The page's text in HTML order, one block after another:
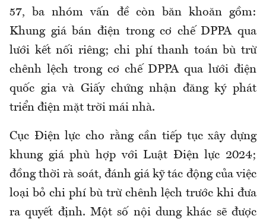
57, ba nhóm vấn đề còn băn khoăn gồm:
Khung giá bán điện trong cơ chế DPPA qua
lưới kết nối riêng; chi phí thanh toán bù trừ
chênh lệch trong cơ chế DPPA qua lưới điện
quốc gia và Giấy chứng nhận đăng ký phát
triển điện mặt trời mái nhà.
Cục Điện lực cho rằng cần tiếp tục xây dựng
khung giá phù hợp với Luật Điện lực 2024;
đồng thời rà soát, đánh giá kỹ tác động của việc
loại bỏ chi phí bù trừ chênh lệch trước khi đưa
ra quyết định. Một số nội dung khác sẽ được